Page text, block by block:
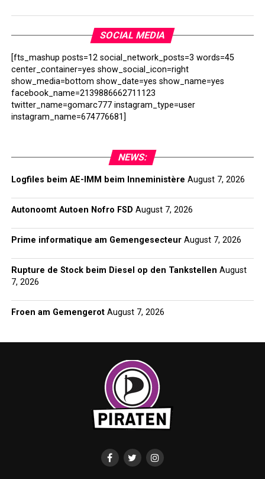
SOCIAL MEDIA
[fts_mashup posts=12 social_network_posts=3 words=45
center_container=yes show_social_icon=right
show_media=bottom show_date=yes show_name=yes
facebook_name=2139886662711123
twitter_name=gomarc777 instagram_type=user
instagram_name=674776681]
NEWS:
Logfiles beim AE-IMM beim Inneministère August 7, 2026
Autonoomt Autoen Nofro FSD August 7, 2026
Prime informatique am Gemengesecteur August 7, 2026
Rupture de Stock beim Diesel op den Tankstellen August
7, 2026
Froen am Gemengerot August 7, 2026